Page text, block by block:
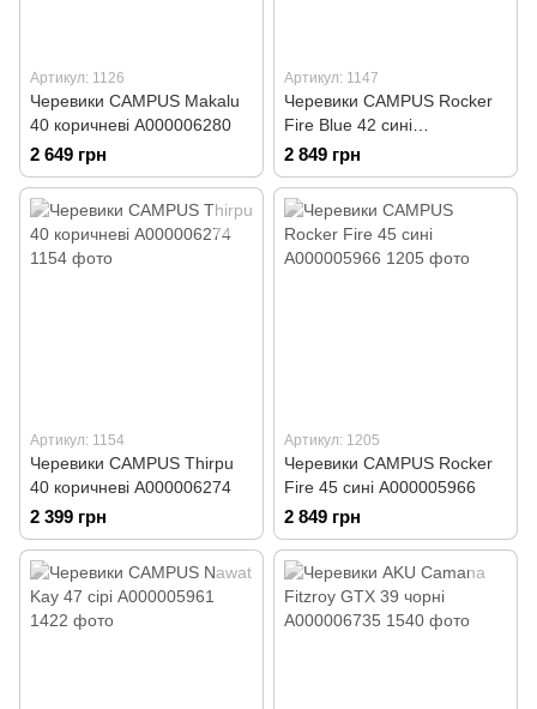
Артикул: 1126
Черевики CAMPUS Makalu
40 коричневі А000006280
2 649 грн
Артикул: 1147
Черевики CAMPUS Rocker
Fire Blue 42 сині
А000005969
2 849 грн
Артикул: 1154
Черевики CAMPUS Thirpu
40 коричневі А000006274
2 399 грн
Артикул: 1205
Черевики CAMPUS Rocker
Fire 45 сині А000005966
2 849 грн